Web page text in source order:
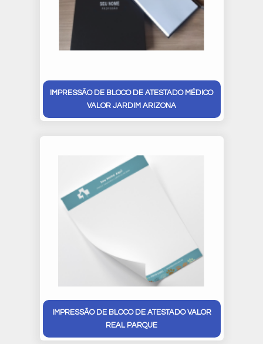
IMPRESSÃO DE BLOCO DE ATESTADO MÉDICO
VALOR JARDIM ARIZONA
IMPRESSÃO DE BLOCO DE ATESTADO VALOR
REAL PARQUE